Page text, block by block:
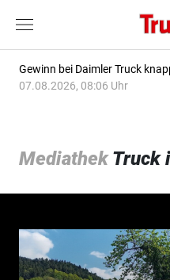
Gewinn bei Daimler Truck
07.08.2026, 08:06 Uhr
MediathekTruck